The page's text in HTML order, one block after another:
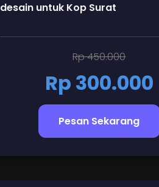
desain untuk Kop Surat
Rp 450.000
Rp 300.000
Pesan Sekarang